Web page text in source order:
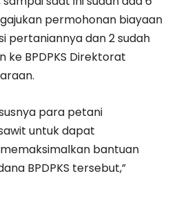
permohonan biayaan
pertaniannya dan 2 sudah
ke BPDPKS Direktorat
para petani
untuk dapat
bantuan
BPDPKS tersebut,”